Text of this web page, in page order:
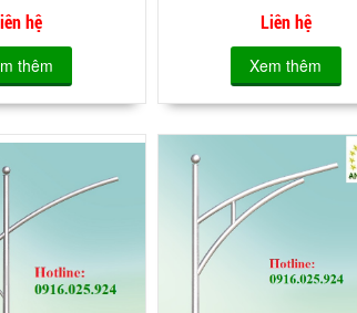
hệ
thêm
Liên hệ
Xem thêm